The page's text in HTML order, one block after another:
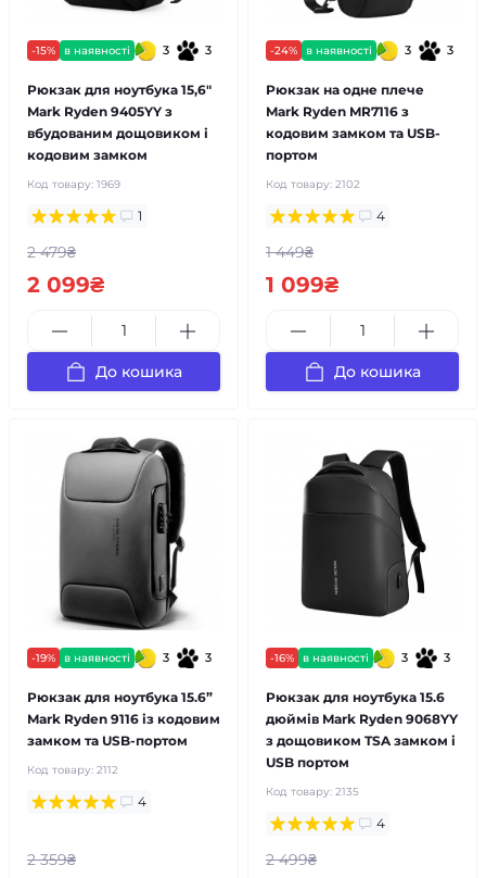
-15% в наявності 3 3
Рюкзак для ноутбука 15,6"
Mark Ryden 9405YY з
вбудованим дощовиком і
кодовим замком
Код товару: 1969
1
2 479₴
2 099₴
До кошика
-24% в наявності 3 3
Рюкзак на одне плече
Mark Ryden MR7116 з
кодовим замком та USB-
портом
Код товару: 2102
4
1 449₴
1 099₴
До кошика
-19% в наявності 3 3
Рюкзак для ноутбука 15.6”
Mark Ryden 9116 із кодовим
замком та USB-портом
Код товару: 2112
4
2 359₴
-16% в наявності 3 3
Рюкзак для ноутбука 15.6
дюймів Mark Ryden 9068YY
з дощовиком TSA замком і
USB портом
Код товару: 2135
4
2 499₴